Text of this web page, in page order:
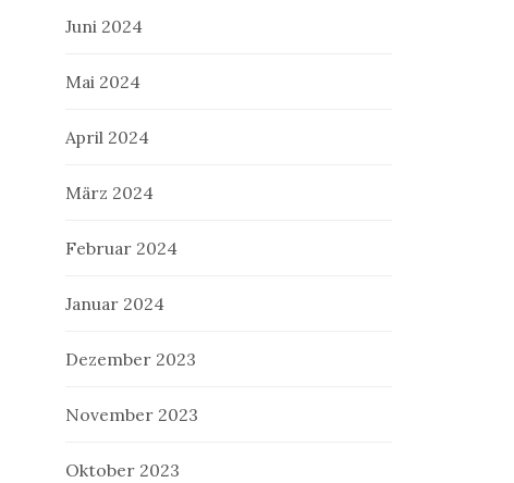
Juni 2024
Mai 2024
April 2024
März 2024
Februar 2024
Januar 2024
Dezember 2023
November 2023
Oktober 2023